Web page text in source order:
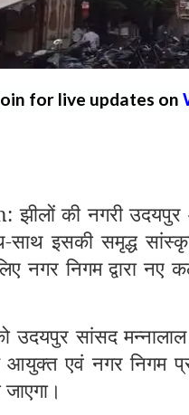
for live updates on
की नगरी उदयपुर
इसकी समृद्ध
नगर निगम द्वारा नए
उदयपुर सांसद
आयुक्त एवं नगर निगम